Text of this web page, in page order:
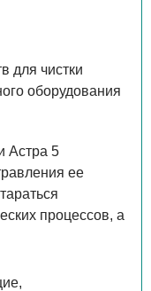
для чистки
оборудования
Астра 5
ее
процессов, а